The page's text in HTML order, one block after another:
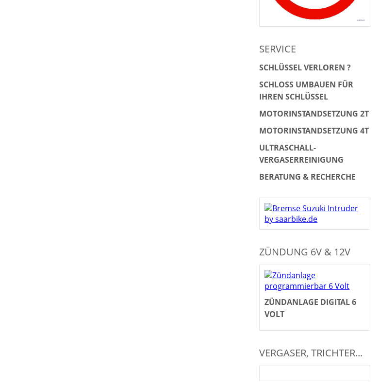
SERVICE
SCHLÜSSEL VERLOREN ?
SCHLOSS UMBAUEN FÜR
IHREN SCHLÜSSEL
MOTORINSTANDSETZUNG 2T
MOTORINSTANDSETZUNG 4T
ULTRASCHALL-
VERGASERREINIGUNG
BERATUNG & RECHERCHE
ZÜNDUNG 6V & 12V
ZÜNDANLAGE DIGITAL 6
VOLT
VERGASER, TRICHTER...